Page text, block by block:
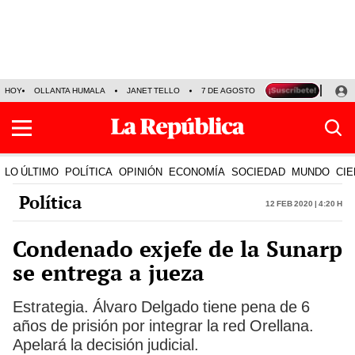
HOY OLLANTA HUMALA JANET TELLO 7 DE AGOSTO TINKA RESULTADOS
LO ÚLTIMO POLÍTICA OPINIÓN ECONOMÍA SOCIEDAD MUNDO
Política 12 Feb 2020 | 4:20 h
Condenado exjefe de la Sunarp
se entrega a jueza
Estrategia. Álvaro Delgado tiene pena de 6
años de prisión por integrar la red Orellana.
Apelará la decisión judicial.